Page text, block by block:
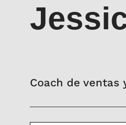
Coach de ventas